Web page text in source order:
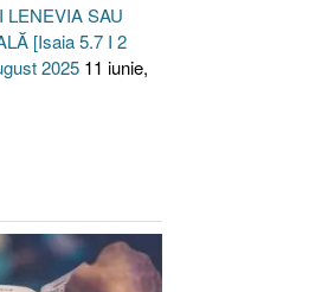
LENEVIA SAU
[Isaia 5.7 I 2
2025 11 iunie,